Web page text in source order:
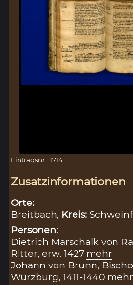
Eintragsnr.: 1714
Zusatzinformationen
Orte:
Breitbach, Kreis:
Personen:
Dietrich Marschalk von
Ritter, erw. 1427 mehr
Johann von Brunn,
Würzburg, 1411-1440 mehr